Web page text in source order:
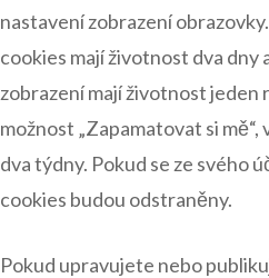
nastavení zobrazení
cookies mají životnost dva dny
zobrazení mají životnost
možnost „Zapamatovat si
dva týdny. Pokud se ze svého
cookies budou odstraněny.
Pokud upravujete nebo